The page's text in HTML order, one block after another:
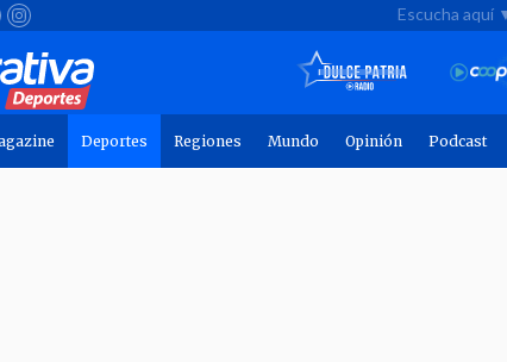
Escucha aquí
Deportes Regiones Mundo Opinión Podcast